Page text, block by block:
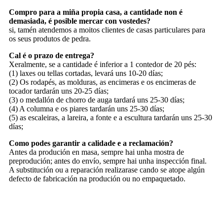
Compro para a miña propia casa, a cantidade non é
demasiada, é posible mercar con vostedes?
si, tamén atendemos a moitos clientes de casas particulares para
os seus produtos de pedra.
Cal é o prazo de entrega?
Xeralmente, se a cantidade é inferior a 1 contedor de 20 pés:
(1) laxes ou tellas cortadas, levará uns 10-20 días;
(2) Os rodapés, as molduras, as encimeras e os encimeras de
tocador tardarán uns 20-25 días;
(3) o medallón de chorro de auga tardará uns 25-30 días;
(4) A columna e os piares tardarán uns 25-30 días;
(5) as escaleiras, a lareira, a fonte e a escultura tardarán uns 25-30
días;
Como podes garantir a calidade e a reclamación?
Antes da produción en masa, sempre hai unha mostra de
preprodución; antes do envío, sempre hai unha inspección final.
A substitución ou a reparación realizarase cando se atope algún
defecto de fabricación na produción ou no empaquetado.